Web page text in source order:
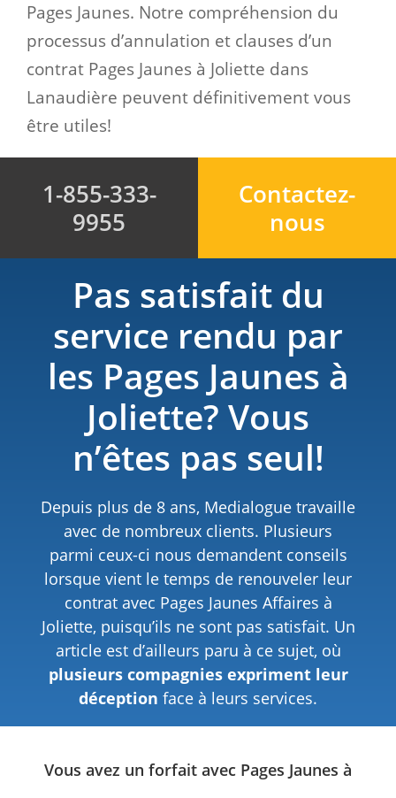
Pages Jaunes. Notre compréhension du
processus d’annulation et clauses d’un
contrat Pages Jaunes à Joliette dans
Lanaudière peuvent définitivement vous
être utiles!
1-855-333-
9955
Contactez-
nous
Pas satisfait du
service rendu par
les Pages Jaunes à
Joliette? Vous
n’êtes pas seul!
Depuis plus de 8 ans, Medialogue travaille
avec de nombreux clients. Plusieurs
parmi ceux-ci nous demandent conseils
lorsque vient le temps de renouveler leur
contrat avec Pages Jaunes Affaires à
Joliette, puisqu’ils ne sont pas satisfait. Un
article est d’ailleurs paru à ce sujet, où
plusieurs compagnies expriment leur
déception face à leurs services.
Vous avez un forfait avec Pages Jaunes à